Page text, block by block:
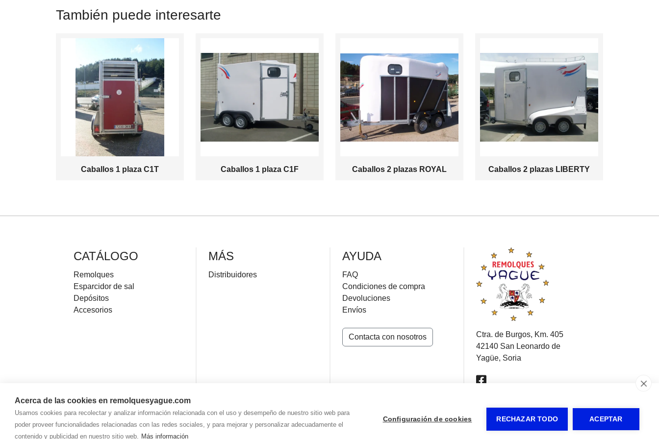
Acerca de las cookies en remolquesyague.com
Usamos cookies para recolectar y analizar información relacionada con el uso y desempeño de nuestro sitio web para
poder proveer funcionalidades relacionadas con las redes sociales, y para mejorar y personalizar adecuadamente el
contenido y publicidad en nuestro sitio web. Más información
Configuración de cookies RECHAZAR TODO ACEPTAR
También puede interesarte
Caballos 1 plaza C1T Caballos 1 plaza C1F Caballos 2 plazas ROYAL Caballos 2 plazas LIBERTY
CATÁLOGO
Remolques
Esparcidor de sal
Depósitos
Accesorios
MÁS
Distribuidores
AYUDA
FAQ
Condiciones de compra
Devoluciones
Envíos
Contacta con nosotros
Ctra. de Burgos, Km. 405
42140 San Leonardo de
Yagüe, Soria
©